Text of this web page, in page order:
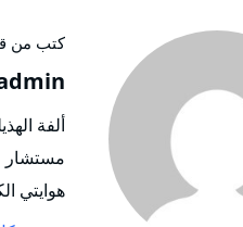
كتب من
مستشار
هوايتي